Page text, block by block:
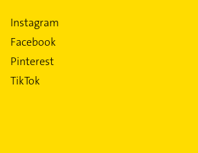
Instagram
Facebook
Pinterest
TikTok